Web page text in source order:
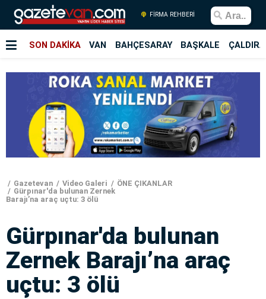
FİRMA REHBERİ
SON DAKİKA VAN BAHÇESARAY BAŞKALE
Gazetevan Video Galeri
ÖNE ÇIKANLAR
Gürpınar'da bulunan Zernek
Barajı’na araç uçtu: 3 ölü
Gürpınar'da bulunan
Zernek Barajı’na araç
uçtu: 3 ölü